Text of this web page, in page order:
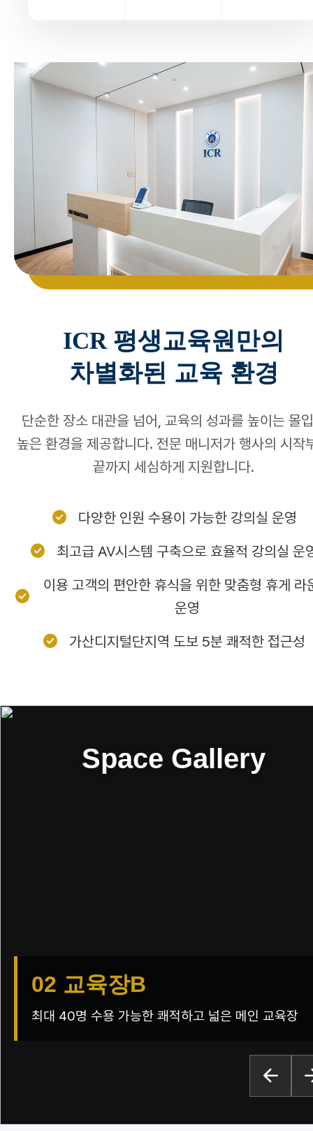
ICR 평생교육원만의
차별화된 교육 환경
단순한 장소 대관을 넘어, 교육의 성과를 높이는 몰
높은 환경을 제공합니다. 전문 매니저가 행사의 시작
끝까지 세심하게 지원합니다.
check_circle 다양한 인원 수용이 가능한 강의실 운영
check_circle 최고급 AV시스템 구축으로 효율적 강의실 운
check_circle
이용 고객의 편안한 휴식을 위한 맞춤형 휴게 라
운영
check_circle 가산디지털단지역 도보 5분 쾌적한 접근성
Space Gallery
02 교육장B
최대 40명 수용 가능한 쾌적하고 넓은 메인 교육장
arrow_back